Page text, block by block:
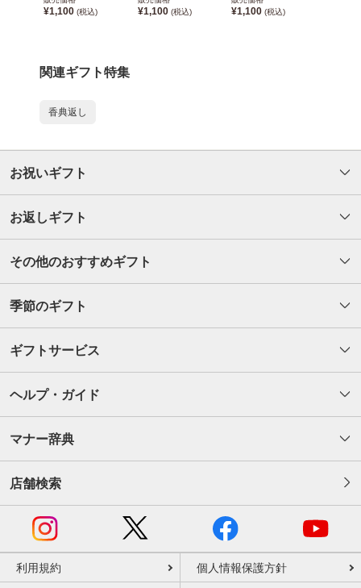
¥1,100 (税込) ¥1,100(税込) ¥1,100 (税込)
関連ギフト特集
香典返し
お祝いギフト
お返しギフト
その他のおすすめギフト
季節のギフト
ギフトサービス
ヘルプ・ガイド
マナー辞典
店舗検索
利用規約 個人情報保護方針